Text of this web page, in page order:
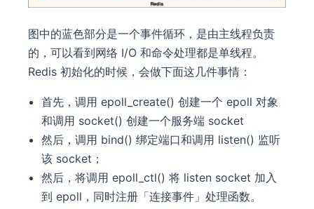
图中的蓝色部分是一个事件循环，是由主线程负责
的，可以看到网络 I/O 和命令处理都是单线程。
Redis 初始化的时候，会做下面这几件事情：
首先，调用 epoll_create() 创建一个 epoll 对象
和调用 socket() 创建一个服务端 socket
然后，调用 bind() 绑定端口和调用 listen() 监听
该 socket；
然后，将调用 epoll_ctl() 将 listen socket 加入
到 epoll，同时注册「连接事件」处理函数。